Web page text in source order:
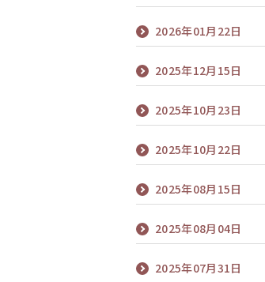
2026年01月22日
2025年12月15日
2025年10月23日
2025年10月22日
2025年08月15日
2025年08月04日
2025年07月31日